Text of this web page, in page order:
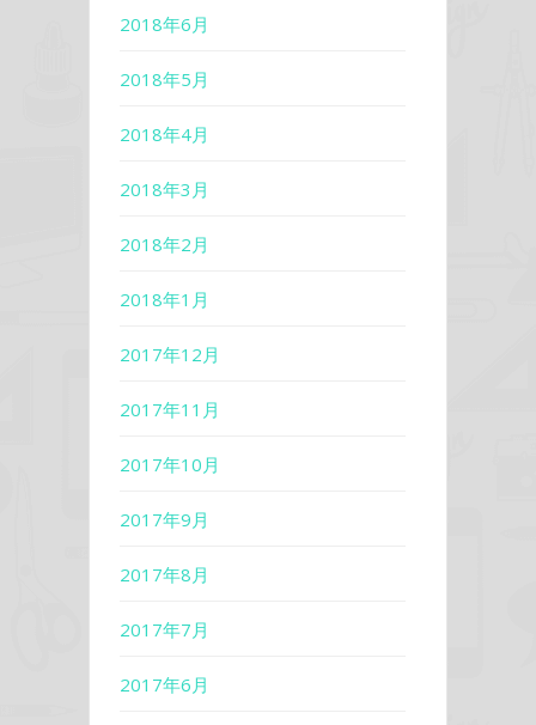
2018年6月
2018年5月
2018年4月
2018年3月
2018年2月
2018年1月
2017年12月
2017年11月
2017年10月
2017年9月
2017年8月
2017年7月
2017年6月